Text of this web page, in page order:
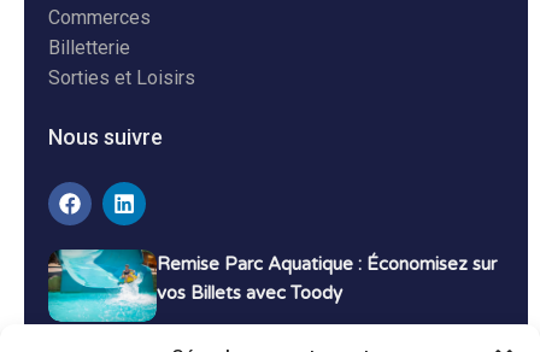
Commerces
Billetterie
Sorties et Loisirs
Nous suivre
Remise Parc Aquatique : Économisez sur
vos Billets avec Toody